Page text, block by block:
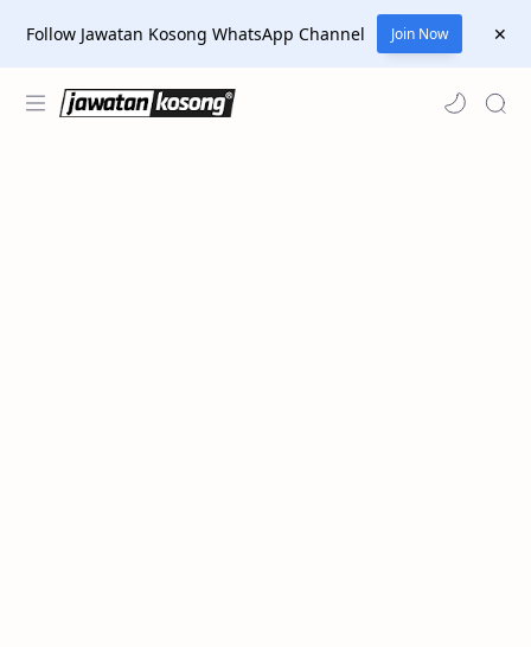
Follow Jawatan Kosong WhatsApp Channel Join Now